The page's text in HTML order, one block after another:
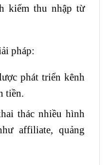
kiếm thu nhập từ
pháp:
phát triển kênh
tiền.
thác nhiều hình
affiliate, quảng